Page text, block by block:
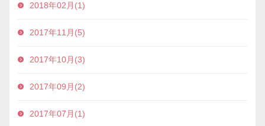
2018年02月(1)
2017年11月(5)
2017年10月(3)
2017年09月(2)
2017年07月(1)